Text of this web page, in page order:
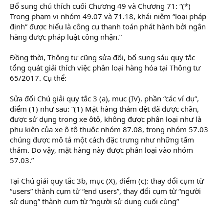
Bổ sung chú thích cuối Chương 49 và Chương 71: “(*)
Trong phạm vi nhóm 49.07 và 71.18, khái niệm “loại pháp
định” được hiểu là công cụ thanh toán phát hành bởi ngân
hàng được pháp luật công nhận.”
Đồng thời, Thông tư cũng sửa đổi, bổ sung sáu quy tắc
tổng quát giải thích việc phân loại hàng hóa tại Thông tư
65/2017. Cụ thể:
Sửa đổi Chú giải quy tắc 3 (a), mục (IV), phần “các ví dụ”,
điểm (1) như sau: “(1) Mặt hàng thảm dệt đã được chần,
được sử dụng trong xe ôtô, không được phân loại như là
phụ kiện của xe ô tô thuộc nhóm 87.08, trong nhóm 57.03
chúng được mô tả một cách đặc trưng như những tấm
thảm. Do vậy, mặt hàng này được phân loại vào nhóm
57.03.”
Tại Chú giải quy tắc 3b, mục (X), điểm (c): thay đổi cụm từ
“users” thành cụm từ “end users”, thay đổi cụm từ “người
sử dụng” thành cụm từ “người sử dụng cuối cùng”